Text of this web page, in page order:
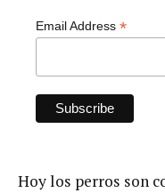
Email Address *
Hoy los perros son